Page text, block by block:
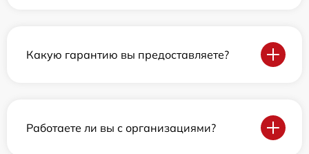
Какую гарантию вы предоставляете?
Работаете ли вы с организациями?